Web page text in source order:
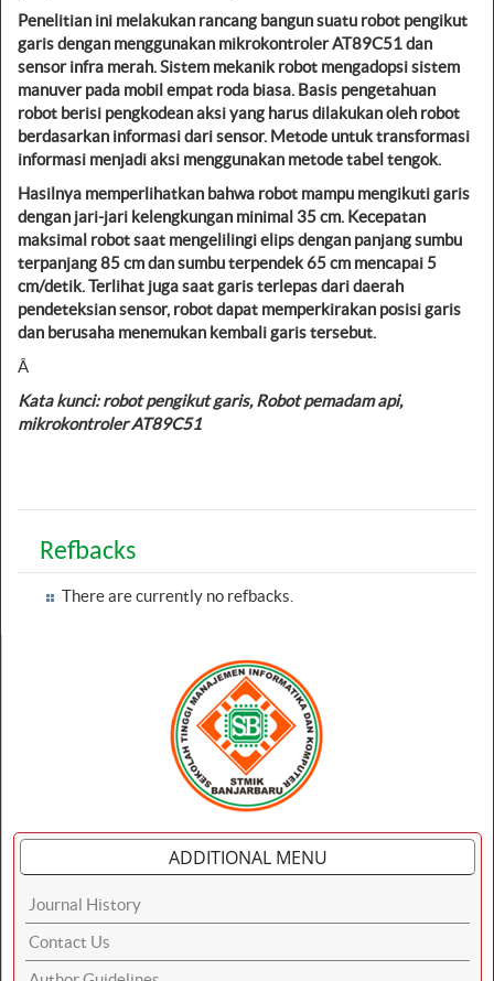
Penelitian ini melakukan rancang bangun suatu robot pengikut
garis dengan menggunakan mikrokontroler AT89C51 dan
sensor infra merah. Sistem mekanik robot mengadopsi sistem
manuver pada mobil empat roda biasa. Basis pengetahuan
robot berisi pengkodean aksi yang harus dilakukan oleh robot
berdasarkan informasi dari sensor. Metode untuk transformasi
informasi menjadi aksi menggunakan metode tabel tengok.
Hasilnya memperlihatkan bahwa robot mampu mengikuti garis
dengan jari-jari kelengkungan minimal 35 cm. Kecepatan
maksimal robot saat mengelilingi elips dengan panjang sumbu
terpanjang 85 cm dan sumbu terpendek 65 cm mencapai 5
cm/detik. Terlihat juga saat garis terlepas dari daerah
pendeteksian sensor, robot dapat memperkirakan posisi garis
dan berusaha menemukan kembali garis tersebut.
Â
Kata kunci:robot pengikut garis, Robot pemadam api,
mikrokontroler AT89C51
Refbacks
There are currently no refbacks.
ADDITIONAL MENU
Journal History
Contact Us